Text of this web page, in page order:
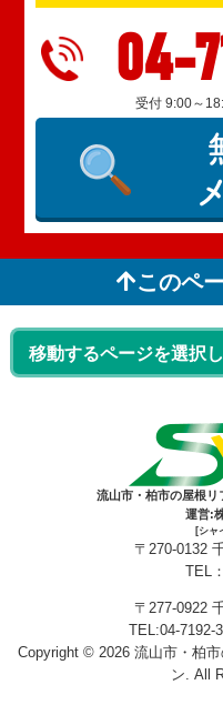
04-
受付 9:00～
このペ
流山市・柏市の屋根リ
運営:
[シャ
〒270-0132
TEL：
〒277-0922
TEL:04-7192-
Copyright © 2026 流山市・柏
ン. All